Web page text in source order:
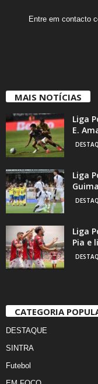
Entre em contacto
MAIS NOTÍCIAS
Liga
E.
Liga
Liga
Pia e
CATEGORIA
DESTAQUE
SINTRA
Futebol